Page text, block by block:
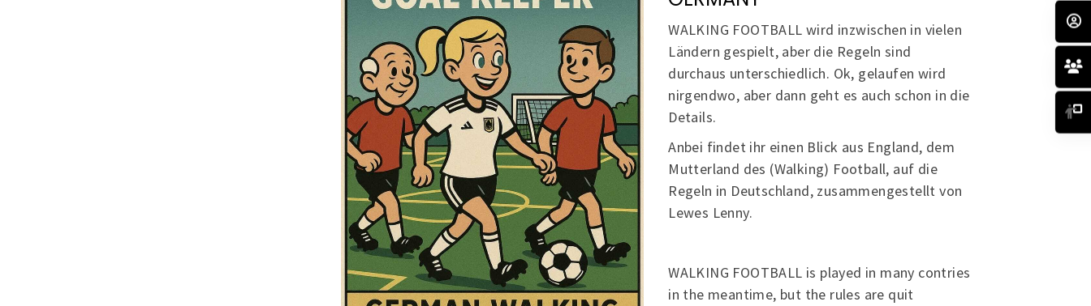
WALKING FOOTBALL wird inzwischen in vielen
Ländern gespielt, aber die Regeln sind
durchaus unterschiedlich. Ok, gelaufen wird
nirgendwo, aber dann geht es auch schon in die
Details.
Anbei findet ihr einen Blick aus England, dem
Mutterland des (Walking) Football, auf die
Regeln in Deutschland, zusammengestellt von
Lewes Lenny.
WALKING FOOTBALL is played in many contries
in the meantime, but the rules are quit